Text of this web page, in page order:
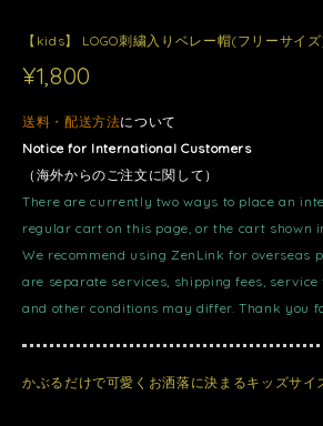
【kids】 LOGO刺繍入りベレー帽(フリーサイ
¥1,800
送料・配送方法について
Notice for International Customers
（海外からのご注文に関して）
There are currently two ways to place an
regular cart on this page, or the cart shown
We recommend using ZenLink for overseas
are separate services, shipping fees, service
and other conditions may differ. Thank you
かぶるだけで可愛くお洒落に決まるキッズサ